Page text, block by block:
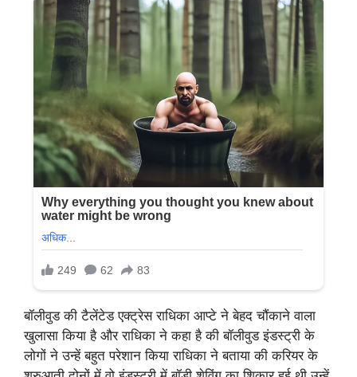
बॉलीवुड की टैलेंटेड एक्ट्रेस राधिका आप्टे ने बेहद चौंकाने वाला
खुलासा किया है और राधिका ने कहा है की बॉलीवुड इंडस्ट्री के
लोगों ने उन्हें बहुत परेशान किया राधिका ने बताया की करियर के